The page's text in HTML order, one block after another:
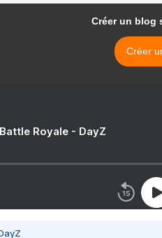
Créer un blog
Créer
Royale - DayZ